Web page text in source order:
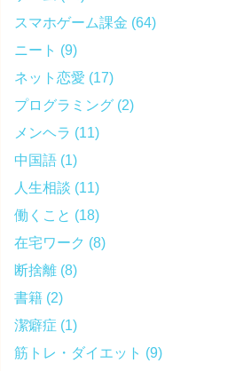
スマホゲーム課金 (64)
ニート (9)
ネット恋愛 (17)
プログラミング (2)
メンヘラ (11)
中国語 (1)
人生相談 (11)
働くこと (18)
在宅ワーク (8)
断捨離 (8)
書籍 (2)
潔癖症 (1)
筋トレ・ダイエット (9)